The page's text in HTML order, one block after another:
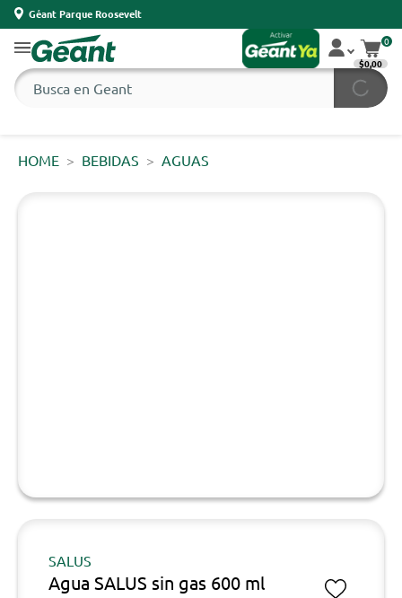
Géant Parque Roosevelt
0
$0,00
HOME BEBIDAS AGUAS
SALUS
Agua SALUS sin gas 600 ml